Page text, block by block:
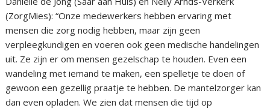
(ZorgMies): “Onze medewerkers hebben ervaring met
mensen die zorg nodig hebben, maar zijn geen
verpleegkundigen en voeren ook geen medische handelingen
uit. Ze zijn er om mensen gezelschap te houden. Even een
wandeling met iemand te maken, een spelletje te doen of
gewoon een gezellig praatje te hebben. De mantelzorger kan
dan even opladen. We zien dat mensen die tijd op